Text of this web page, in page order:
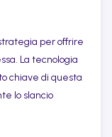
per offrire
La tecnologia
chiave di questa
lo slancio